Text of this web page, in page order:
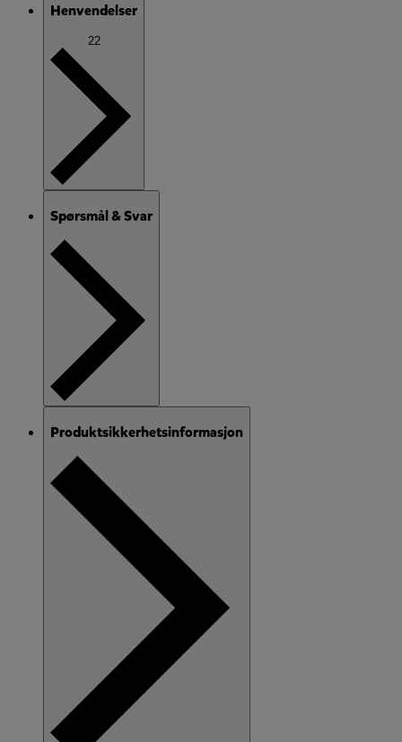
Henvendelser
22
Spørsmål & Svar
Produktsikkerhetsinformasjon